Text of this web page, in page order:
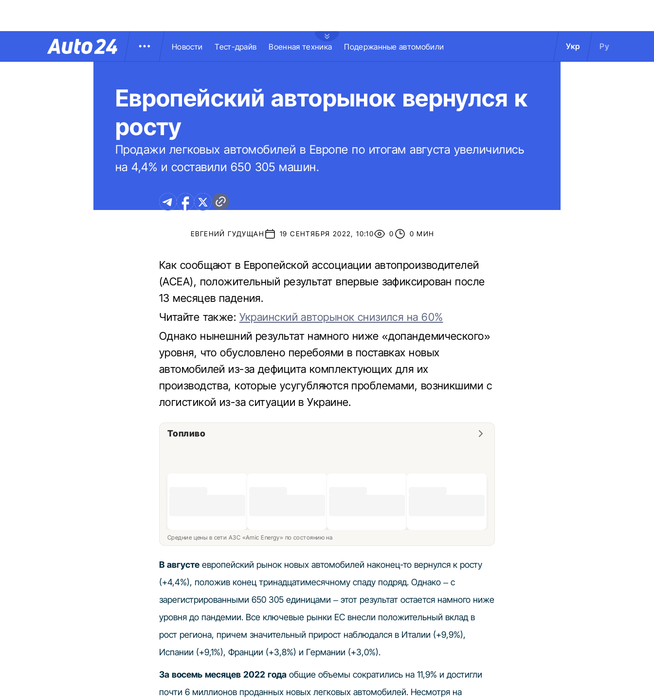
Новости Тест-драйв Военная техника Подержанные автомобили Укр Ру
Европейский авторынок вернулся к
росту
Продажи легковых автомобилей в Европе по итогам августа увеличились
на 4,4% и составили 650 305 машин.
ЕВГЕНИЙ ГУДУЩАН 19 СЕНТЯБРЯ 2022, 10:10 0 0 МИН
Как сообщают в Европейской ассоциации автопроизводителей
(АСЕА), положительный результат впервые зафиксирован после
13 месяцев падения.
Читайте также: Украинский авторынок снизился на 60%
Однако нынешний результат намного ниже «допандемического»
уровня, что обусловлено перебоями в поставках новых
автомобилей из-за дефицита комплектующих для их
производства, которые усугубляются проблемами, возникшими с
логистикой из-за ситуации в Украине.
Топливо
Средние цены в сети АЗС «Amic Energy» по состоянию на
В августе европейский рынок новых автомобилей наконец-то вернулся к росту
(+4,4%), положив конец тринадцатимесячному спаду подряд. Однако – с
зарегистрированными 650 305 единицами – этот результат остается намного ниже
уровня до пандемии. Все ключевые рынки ЕС внесли положительный вклад в
рост региона, причем значительный прирост наблюдался в Италии (+9,9%),
Испании (+9,1%), Франции (+3,8%) и Германии (+3,0%).
За восемь месяцев 2022 года общие объемы сократились на 11,9% и достигли
почти 6 миллионов проданных новых легковых автомобилей. Несмотря на